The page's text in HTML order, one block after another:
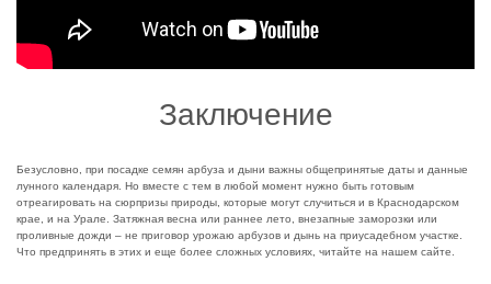
Заключение
Безусловно, при посадке семян арбуза и дыни важны общепринятые даты и данные
лунного календаря. Но вместе с тем в любой момент нужно быть готовым
отреагировать на сюрпризы природы, которые могут случиться и в Краснодарском
крае, и на Урале. Затяжная весна или раннее лето, внезапные заморозки или
проливные дожди – не приговор урожаю арбузов и дынь на приусадебном участке.
Что предпринять в этих и еще более сложных условиях, читайте на нашем сайте.